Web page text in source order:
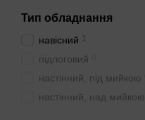
Тип обладнання
навісний 1
підлоговий
настінний, під мийкою
настінний, над мийкою